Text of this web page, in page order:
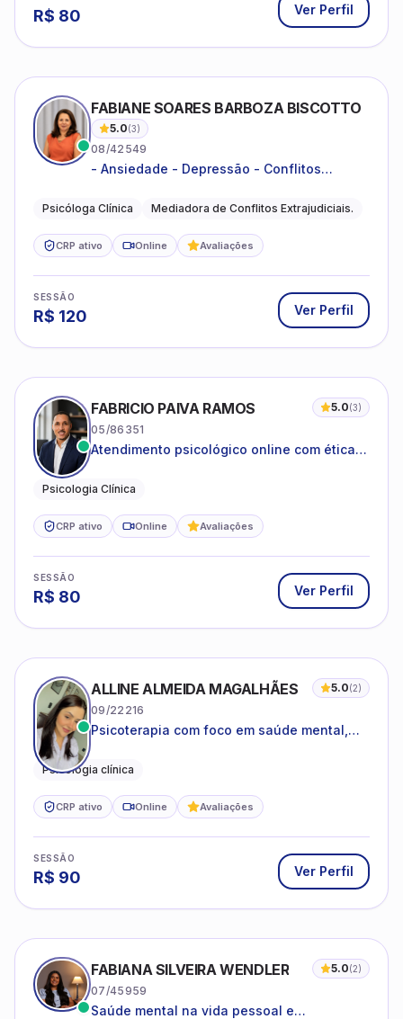
R$ 80 Ver Perfil
FABIANE SOARES BARBOZA BISCOTTO
5.0(3)
08/42549
- Ansiedade - Depressão - Conflitos
relacionamentos - Autoestima -
Psicóloga Clínica Mediadora de Conflitos Extrajudiciais.
CRP ativo Online Avaliações
SESSÃO
R$ 120 Ver Perfil
FABRICIO PAIVA RAMOS 5.0(3)
05/86351
Atendimento psicológico online com ética,
Psicologia Clínica
CRP ativo Online Avaliações
SESSÃO
R$ 80 Ver Perfil
ALLINE ALMEIDA MAGALHÃES 5.0(2)
09/22216
Psicoterapia com foco em saúde mental,
adolescentes e adultos.
Psicologia clínica
CRP ativo Online Avaliações
SESSÃO
R$ 90 Ver Perfil
FABIANA SILVEIRA WENDLER 5.0(2)
07/45959
Saúde mental na vida pessoal e